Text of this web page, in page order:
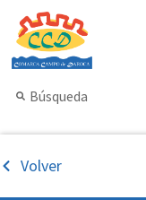
Volver